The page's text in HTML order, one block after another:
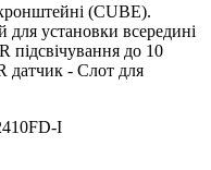
(CUBE).
установки всередині
до 10
датчик - Слот для
I